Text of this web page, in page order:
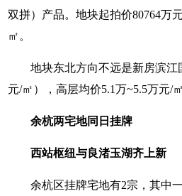
双拼）产品。地块起拍价80764万
㎡。
地块东北方向不远是新房滨江
元/㎡），高层均价5.1万~5.5万元/
余杭两宅地同日挂牌
西站枢纽与良渚玉湖齐上新
余杭区挂牌宅地有2宗，其中